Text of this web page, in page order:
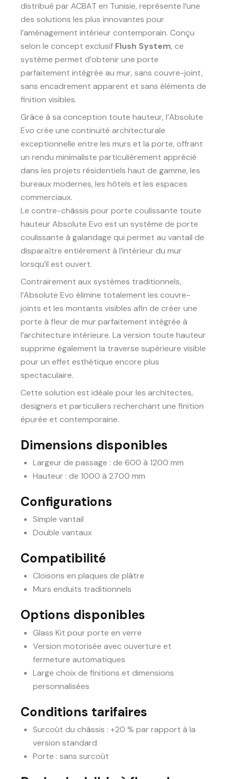
distribué par ACBAT en Tunisie, représente l’une
des solutions les plus innovantes pour
l’aménagement intérieur contemporain. Conçu
selon le concept exclusif Flush System, ce
système permet d’obtenir une porte
parfaitement intégrée au mur, sans couvre-joint,
sans encadrement apparent et sans éléments de
finition visibles.
Grâce à sa conception toute hauteur, l’Absolute
Evo crée une continuité architecturale
exceptionnelle entre les murs et la porte, offrant
un rendu minimaliste particulièrement apprécié
dans les projets résidentiels haut de gamme, les
bureaux modernes, les hôtels et les espaces
commerciaux.
Le contre-châssis pour porte coulissante toute
hauteur Absolute Evo est un système de porte
coulissante à galandage qui permet au vantail de
disparaître entièrement à l’intérieur du mur
lorsqu’il est ouvert.
Contrairement aux systèmes traditionnels,
l’Absolute Evo élimine totalement les couvre-
joints et les montants visibles afin de créer une
porte à fleur de mur parfaitement intégrée à
l’architecture intérieure. La version toute hauteur
supprime également la traverse supérieure visible
pour un effet esthétique encore plus
spectaculaire.
Cette solution est idéale pour les architectes,
designers et particuliers recherchant une finition
épurée et contemporaine.
Dimensions disponibles
Largeur de passage : de 600 à 1200 mm
Hauteur : de 1000 à 2700 mm
Configurations
Simple vantail
Double vantaux
Compatibilité
Cloisons en plaques de plâtre
Murs enduits traditionnels
Options disponibles
Glass Kit pour porte en verre
Version motorisée avec ouverture et
fermeture automatiques
Large choix de finitions et dimensions
personnalisées
Conditions tarifaires
Surcoût du châssis : +20 % par rapport à la
version standard
Porte : sans surcoût